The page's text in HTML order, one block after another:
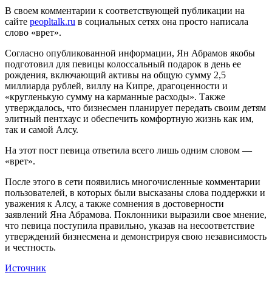
В своем комментарии к соответствующей публикации на
сайте peopltalk.ru в социальных сетях она просто написала
слово «врет».
Согласно опубликованной информации, Ян Абрамов якобы
подготовил для певицы колоссальный подарок в день ее
рождения, включающий активы на общую сумму 2,5
миллиарда рублей, виллу на Кипре, драгоценности и
«кругленькую сумму на карманные расходы». Также
утверждалось, что бизнесмен планирует передать своим детям
элитный пентхаус и обеспечить комфортную жизнь как им,
так и самой Алсу.
На этот пост певица ответила всего лишь одним словом —
«врет».
После этого в сети появились многочисленные комментарии
пользователей, в которых были высказаны слова поддержки и
уважения к Алсу, а также сомнения в достоверности
заявлений Яна Абрамова. Поклонники выразили свое мнение,
что певица поступила правильно, указав на несоответствие
утверждений бизнесмена и демонстрируя свою независимость
и честность.
Источник